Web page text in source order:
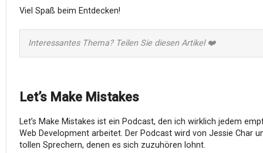
Viel Spaß beim Entdecken!
Interessantes Thema? Teilen Sie diesen Artikel ❤️
Let’s Make Mistakes
Let’s Make Mistakes ist ein Podcast, den ich wirklich jedem
Web Development arbeitet. Der Podcast wird von Jessie Char
tollen Sprechern, denen es sich zuzuhören lohnt.